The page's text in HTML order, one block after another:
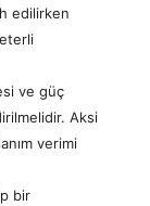
edilirken
ve güç
Aksi
verimi
bir